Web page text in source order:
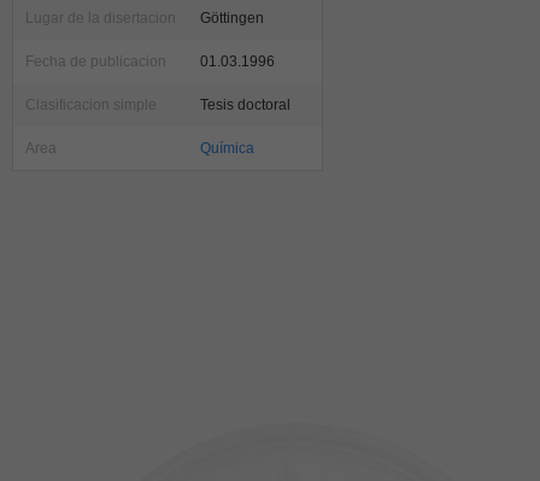
Lugar de la disertacion Göttingen
Fecha de publicacion 01.03.1996
Clasificacion simple Tesis doctoral
Area Química